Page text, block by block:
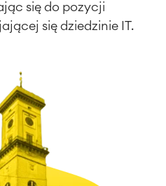
się do pozycji
się dziedzinie IT.